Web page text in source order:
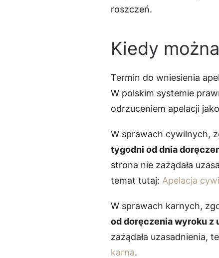
roszczeń.
Kiedy
Termin do wniesienia
W polskim systemie
odrzuceniem apelacji
W sprawach cywilnych,
tygodni od dnia
strona nie zażądała
temat tutaj: Apelacja
W sprawach karnych,
od doręczenia wyroku z
zażądała uzasadnienia,
karna.